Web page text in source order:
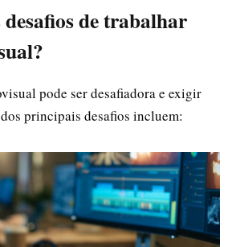
desafios de trabalhar
pode ser desafiadora e exigir
principais desafios incluem: